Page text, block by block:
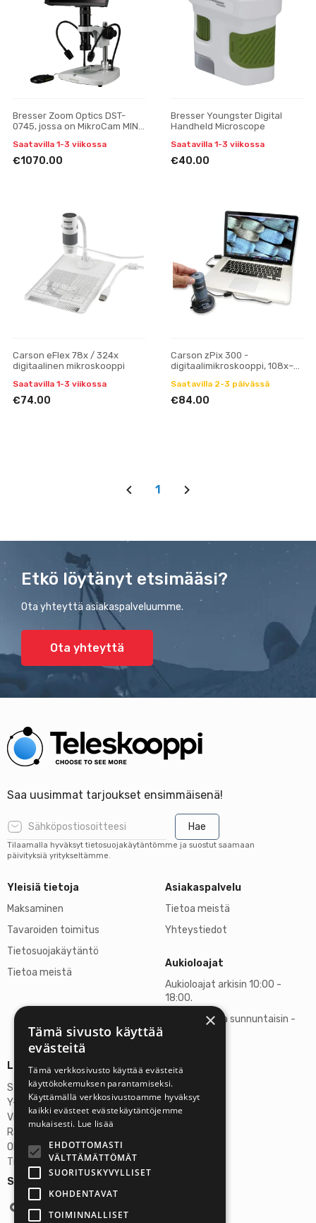
Bresser Zoom Optics DST-
0745, jossa on MikroCam MINI
tuuman Full HD -näyttö
Saatavilla 1-3 viikossa
€1070.00
Bresser Youngster Digital
Handheld Microscope
Saatavilla 1-3 viikossa
€40.00
Carson eFlex 78x / 324x
digitaalinen mikroskooppi
Saatavilla 1-3 viikossa
€74.00
Carson zPix 300 -
digitaalimikroskooppi, 108x–
Saatavilla 2-3 päivässä
€84.00
1
Etkö löytänyt etsimääsi?
Ota yhteyttä asiakaspalveluumme.
Ota yhteyttä
Saa uusimmat tarjoukset ensimmäisenä!
Hae
Tilaamalla hyväksyt tietosuojakäytäntömme ja suostut saamaan
päivityksiä yritykseltämme.
Yleisiä tietoja
Maksaminen
Tavaroiden toimitus
Tietosuojakäytäntö
Tietoa meistä
Asiakaspalvelu
Tietoa meistä
Yhteystiedot
Aukioloajat
Aukioloajat arkisin 10:00 -
18:00.
Lauantaisin ja sunnuntaisin -
Seuraa meitä:
Lisätietoja
Stardust Finland Oy
Y-tunnus: 2972445-9
Virallinen osoite
Rantatie 37 C75, 33250 Tampere
OP Tampere
Tilinumero FI6357300820922629
×
Tämä sivusto käyttää
evästeitä
Tämä verkkosivusto käyttää evästeitä
käyttökokemuksen parantamiseksi.
Käyttämällä verkkosivustoamme hyväksyt
kaikki evästeet evästekäytäntöjemme
mukaisesti. Lue lisää
EHDOTTOMASTI
VÄLTTÄMÄTTÖMÄT
SUORITUSKYVYLLISET
KOHDENTAVAT
TOIMINNALLISET